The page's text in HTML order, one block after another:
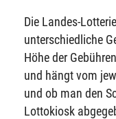
Die Landes-
unterschiedliche
Höhe der
und hängt vom
und ob man den
Lottokiosk